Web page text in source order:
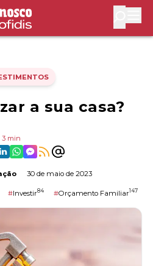
a sua casa?
3 min
30 de maio de 2023
#Investir84 #Orçamento Familiar147